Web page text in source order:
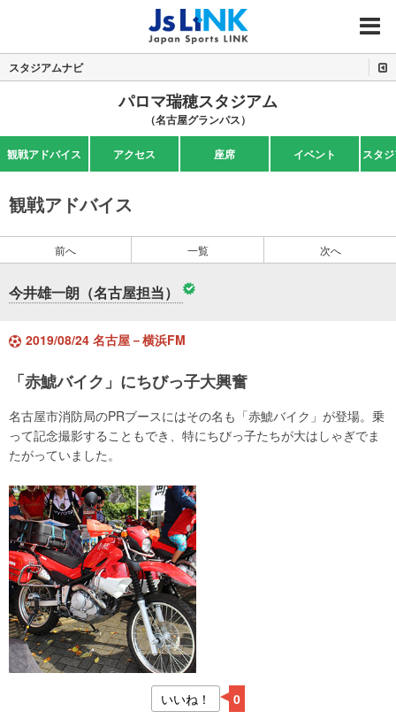
MENU
スタジアムナビ
パロマ瑞穂スタジアム
（名古屋グランパス）
観戦アドバイス アクセス 座席 イベント スタ
観戦アドバイス
前へ 一覧 次へ
今井雄一朗（名古屋担当）
2019/08/24 名古屋－横浜FM
「赤鯱バイク」にちびっ子大興奮
名古屋市消防局のPRブースにはその名も「赤鯱バイク」が登場。乗
って記念撮影することもでき、特にちびっ子たちが大はしゃぎでま
たがっていました。
いいね！ 0